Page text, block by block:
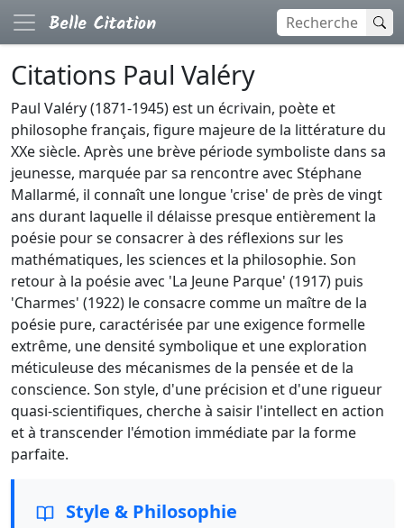
Citations Paul Valéry
Paul Valéry (1871-1945) est un écrivain, poète et
philosophe français, figure majeure de la littérature du
XXe siècle. Après une brève période symboliste dans sa
jeunesse, marquée par sa rencontre avec Stéphane
Mallarmé, il connaît une longue 'crise' de près de vingt
ans durant laquelle il délaisse presque entièrement la
poésie pour se consacrer à des réflexions sur les
mathématiques, les sciences et la philosophie. Son
retour à la poésie avec 'La Jeune Parque' (1917) puis
'Charmes' (1922) le consacre comme un maître de la
poésie pure, caractérisée par une exigence formelle
extrême, une densité symbolique et une exploration
méticuleuse des mécanismes de la pensée et de la
conscience. Son style, d'une précision et d'une rigueur
quasi-scientifiques, cherche à saisir l'intellect en action
et à transcender l'émotion immédiate par la forme
parfaite.
Style & Philosophie